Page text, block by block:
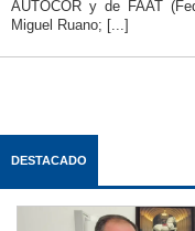
AUTOCOR y de FAAT
Miguel Ruano; [...]
DESTACADO